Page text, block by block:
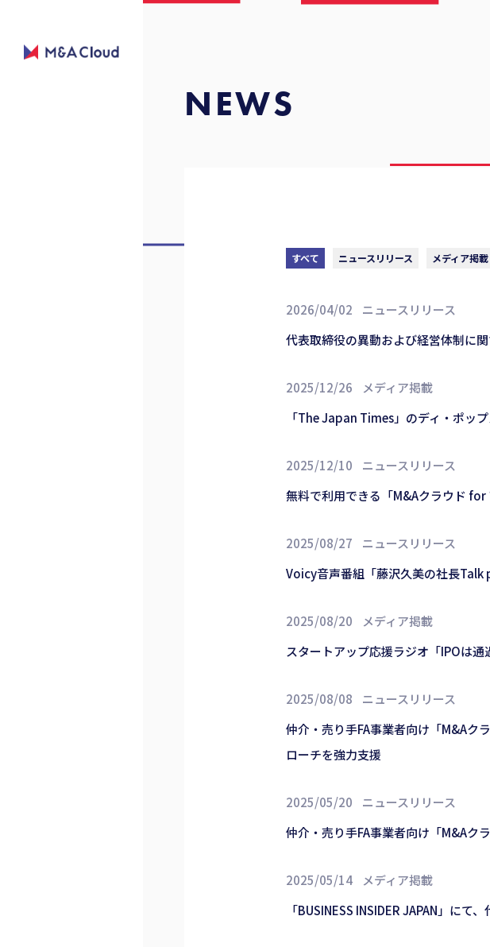
NEWS
すべて ニュースリリース メディア掲載
2026/04/02
ニュースリリース
代表取締役の異動および経営体制に
2025/12/26
メディア掲載
「The Japan Times」のディ・ポッ
2025/12/10
ニュースリリース
無料で利用できる「M&Aクラウド
2025/08/27
ニュースリリース
Voicy音声番組「藤沢久美の社長
2025/08/20
メディア掲載
スタートアップ応援ラジオ「IPOは
2025/08/08
ニュースリリース
仲介・売り手FA事業者向け「M&Aク
ローチを強力支援
2025/05/20
ニュースリリース
仲介・売り手FA事業者向け「M&Aク
2025/05/14
メディア掲載
「BUSINESS INSIDER JAPAN」に